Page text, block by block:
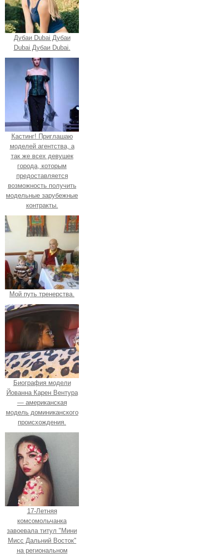
Дубаи Dubai Дубаи
Dubai Дубаи Dubai.
Кастинг! Приглашаю
моделей агентства, а
так же всех девушек
города, которым
предоставляется
возможность получить
модельные зарубежные
контракты.
Мой путь тренерства.
Биография модели
Йованна Карен Вентура
— американская
модель доминиканского
происхождения.
17-Летняя
комсомольчанка
завоевала титул "Мини
Мисс Дальний Восток"
на региональном